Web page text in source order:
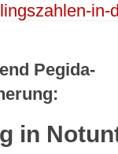
in-
Pegida-
in